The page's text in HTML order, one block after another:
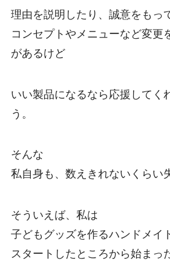
理由を説明したり、誠意をもっ
コンセプトやメニューなど変更
があるけど
いい製品になるなら応援してく
う。
そんな
私自身も、数えきれないくらい
そういえば、私は
子どもグッズを作るハンドメイ
スタートしたところから始まっ